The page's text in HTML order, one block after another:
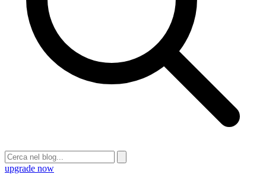
upgrade now